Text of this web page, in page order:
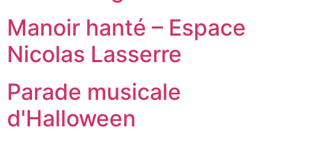
Manoir hanté – Espace
Nicolas Lasserre
Parade musicale
d'Halloween